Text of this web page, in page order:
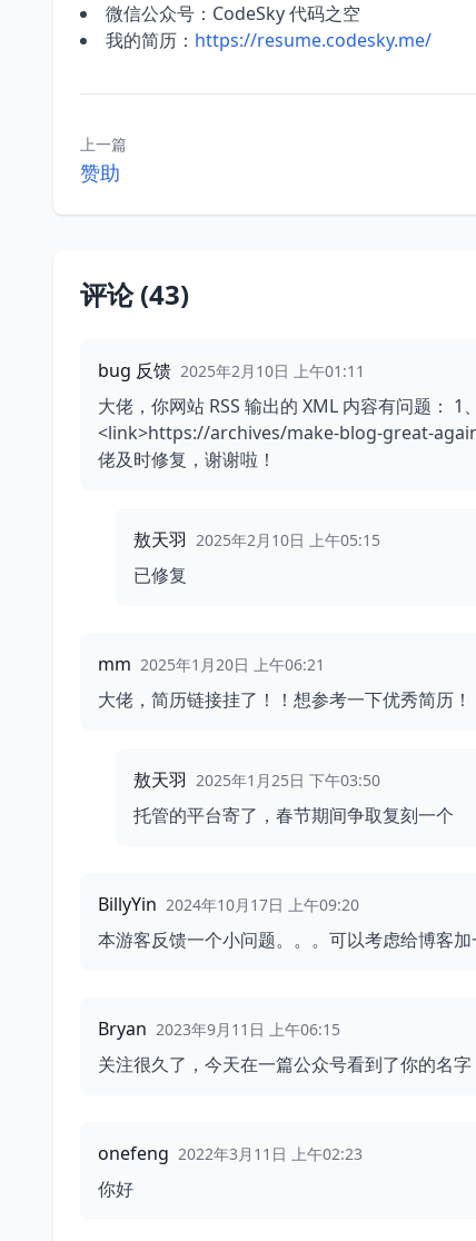
微信公众号：CodeSky 代码之空
我的简历： https://resume.codesky.me/
上一篇
赞助
评论 (43)
bug 反馈 2025年2月10日 上午01:11
大佬，你网站 RSS 输出的 XML 内容有问题：
<link>https://archives/make-blog-great-
佬及时修复，谢谢啦！
敖天羽 2025年2月10日 上午05:15
已修复
mm 2025年1月20日 上午06:21
大佬，简历链接挂了！！想参考一下优秀简历！
敖天羽 2025年1月25日 下午03:50
托管的平台寄了，春节期间争取复刻一个
BillyYin 2024年10月17日 上午09:20
本游客反馈一个小问题。。。可以考虑给博客
Bryan 2023年9月11日 上午06:15
关注很久了，今天在一篇公众号看到了你的名
onefeng 2022年3月11日 上午02:23
你好